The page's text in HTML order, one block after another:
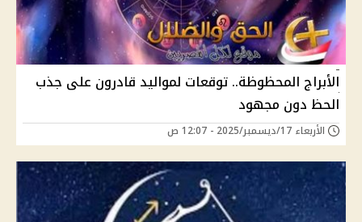
الأبراج المحظوظة.. توقعات لمواليد قادرون على جذب
الحظ دون مجهود
الأربعاء 17/ديسمبر/2025 - 12:07 ص